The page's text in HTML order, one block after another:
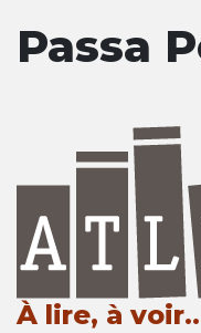
Passa
À lire, à